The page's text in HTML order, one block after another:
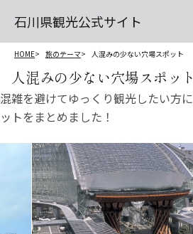
石川県観光公式サイト
HOME 旅のテーマ 人混みの少ない穴場スポット
人混みの少ない穴場スポット
混雑を避けてゆっくり観光したい方
ットをまとめました！